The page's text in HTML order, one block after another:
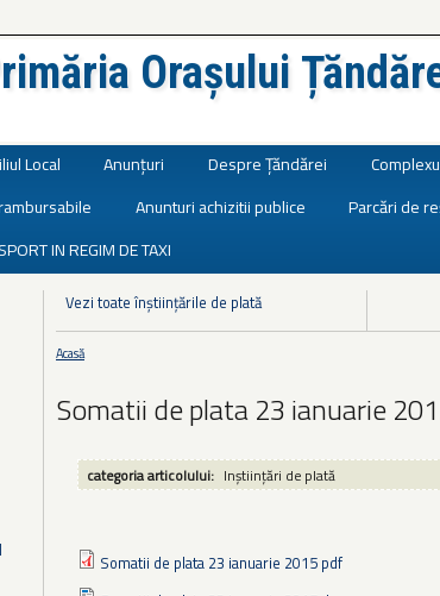
Orașului
Local Anunțuri Despre Țăndărei
Anunturi achizitii publice Parcări de
IN REGIM DE TAXI
Vezi toate înștiințările de plată
Eşti aici
Acasă
Somatii de plata 23 ianuarie
categoria articolului: Inștiințări de plată
Somatii de plata 23 ianuarie 2015 pdf